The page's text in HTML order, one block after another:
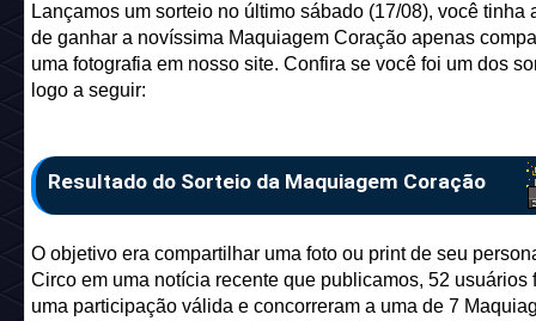
Lançamos um sorteio no último sábado (17/08), você tinha
de ganhar a novíssima Maquiagem Coração apenas
uma fotografia em nosso site. Confira se você foi um dos
logo a seguir:
Resultado do Sorteio da Maquiagem Coração
O objetivo era compartilhar uma foto ou print de seu
Circo em uma notícia recente que publicamos, 52 usuários
uma participação válida e concorreram a uma de 7